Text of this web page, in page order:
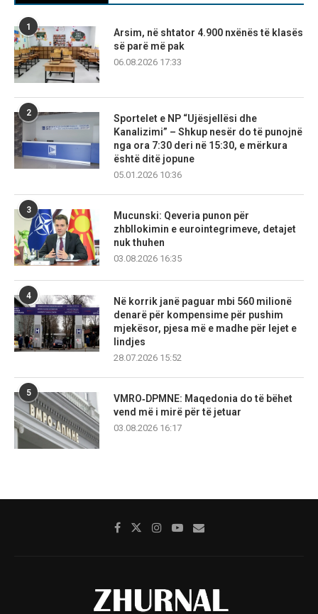
1
Arsim, në shtator 4.900 nxënës të klasës
së parë më pak
06.08.2026 17:33
2
Sportelet e NP “Ujësjellësi dhe
Kanalizimi” – Shkup nesër do të punojnë
nga ora 7:30 deri në 15:30, e mërkura
është ditë jopune
05.01.2026 10:36
3
Mucunski: Qeveria punon për
zhbllokimin e eurointegrimeve, detajet
nuk thuhen
03.08.2026 16:35
4
Në korrik janë paguar mbi 560 milionë
denarë për kompensime për pushim
mjekësor, pjesa më e madhe për lejet e
lindjes
28.07.2026 15:52
5
VMRO‑DPMNE: Maqedonia do të bëhet
vend më i mirë për të jetuar
03.08.2026 16:17